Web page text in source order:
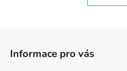
Informace pro vás